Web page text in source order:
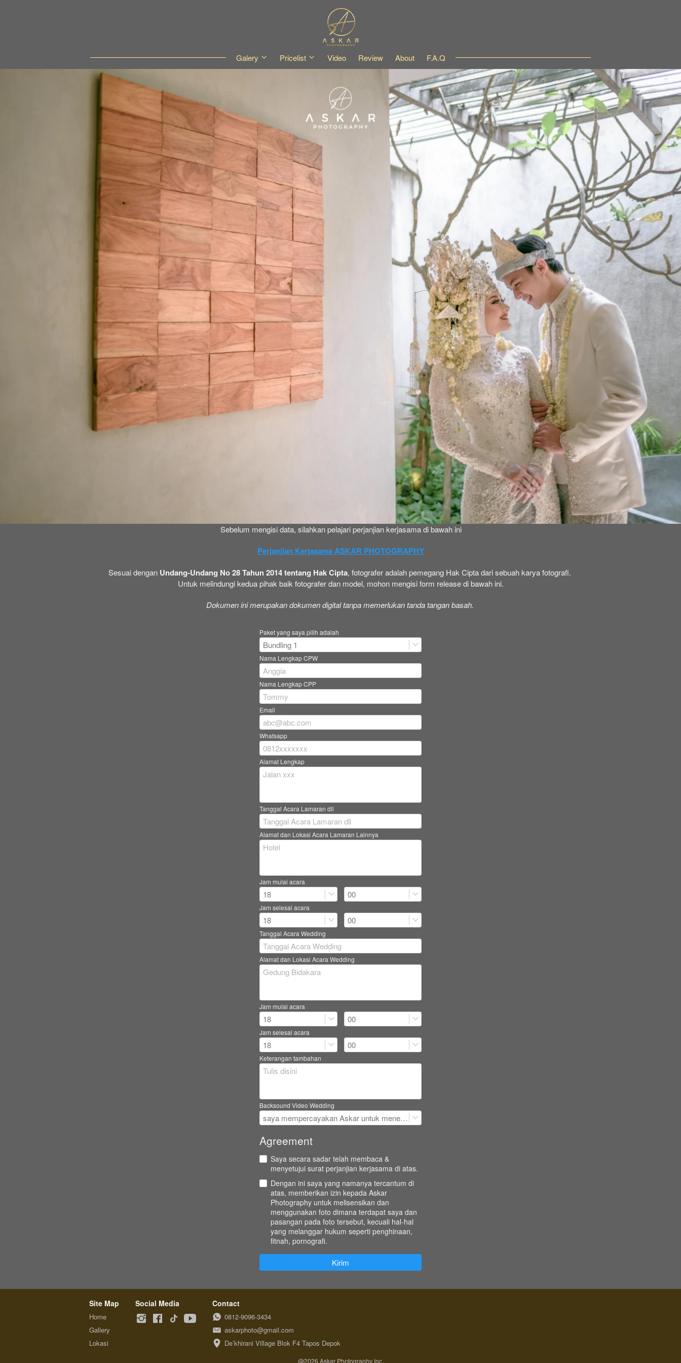
Galery Pricelist Video Review About F.A.Q
Sebelum mengisi data, silahkan pelajari perjanjian kerjasama di bawah ini
Perjanjian Kerjasama ASKAR PHOTOGRAPHY
Sesuai dengan Undang-Undang No 28 Tahun 2014 tentang Hak Cipta, fotografer adalah pemegang Hak Cipta dari sebuah karya fotografi.
Untuk melindungi kedua pihak baik fotografer dan model, mohon mengisi form release di bawah ini.
Dokumen ini merupakan dokumen digital tanpa memerlukan tanda tangan basah.
Paket yang saya pilih adalah
Bundling 1
Nama Lengkap CPW
Nama Lengkap CPP
Email
Whatsapp
Alamat Lengkap
Tanggal Acara Lamaran dll
Alamat dan Lokasi Acara Lamaran Lainnya
Jam mulai acara
18 00
Jam selesai acara
18 00
Tanggal Acara Wedding
Alamat dan Lokasi Acara Wedding
Jam mulai acara
18 00
Jam selesai acara
18 00
Keterangan tambahan
Backsound Video Wedding
saya mempercayakan Askar untuk menentukan seluruh backsound video dan setuju tidak dapat di revisi
Agreement
Saya secara sadar telah membaca &
menyetujui surat perjanjian kerjasama di atas.
Dengan ini saya yang namanya tercantum di
atas, memberikan izin kepada Askar
Photography untuk melisensikan dan
menggunakan foto dimana terdapat saya dan
pasangan pada foto tersebut, kecuali hal-hal
yang melanggar hukum seperti penghinaan,
fitnah, pornografi.
`Kirim
Site Map
Home
Gallery
Lokasi
Social Media Contact
0812-9096-3434
askarphoto@gmail.com
De’khirani Village Blok F4 Tapos Depok
@2026 Askar Photography Inc.